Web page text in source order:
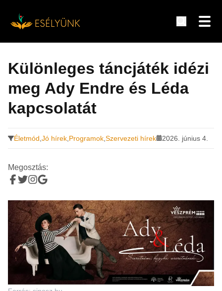
tartalomra
Különleges táncjáték idézi
meg Ady Endre és Léda
kapcsolatát
Életmód Jó hírek Programok Szervezeti hírek 2026. június 4.
Megosztás: